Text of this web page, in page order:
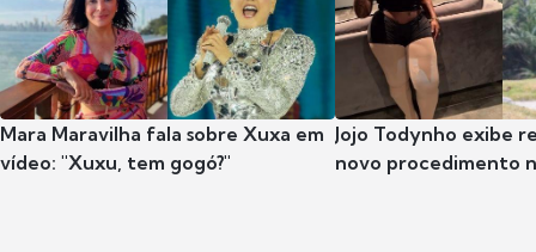
Mara Maravilha fala sobre Xuxa em
vídeo: "Xuxu, tem gogó?"
Jojo Todynho exibe
novo procedimento